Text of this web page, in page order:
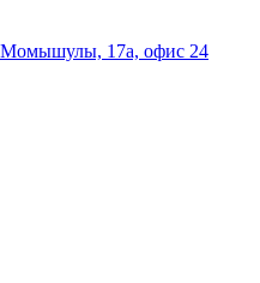
Момышулы, 17а, офис 24